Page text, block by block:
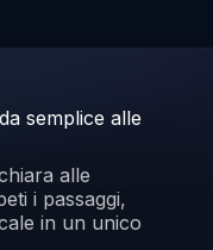
semplice alle
alle
i passaggi,
in un unico